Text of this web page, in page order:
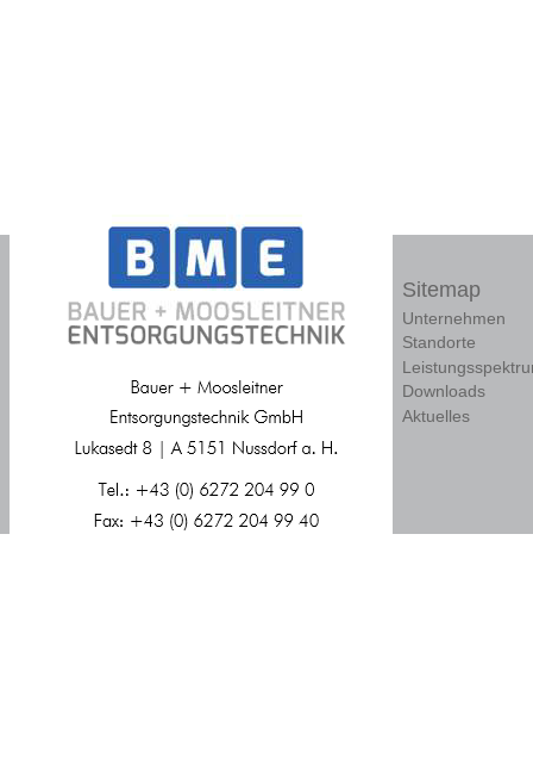
Sitemap
Unternehmen
Standorte
Downloads
Aktuelles